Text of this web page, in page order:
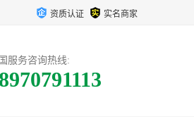
资质认证 实名商家
服务咨询热线: